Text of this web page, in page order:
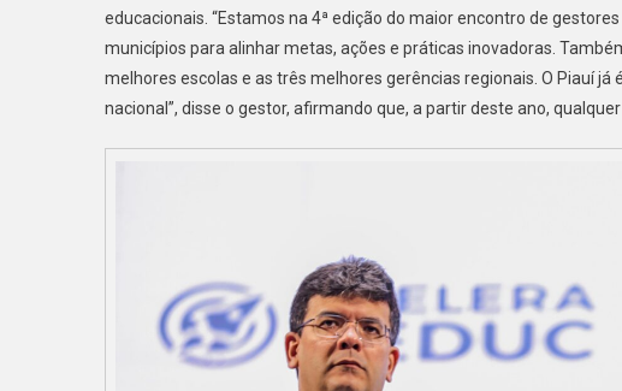
educacionais. “Estamos na 4ª edição do maior encontro de
municípios para alinhar metas, ações e práticas inovadoras.
melhores escolas e as três melhores gerências regionais. O Piauí já
nacional”, disse o gestor, afirmando que, a partir deste ano,